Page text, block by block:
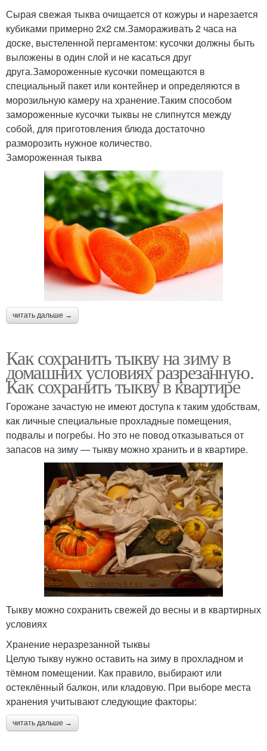
Сырая свежая тыква очищается от кожуры и нарезается
кубиками примерно 2х2 см.Замораживать 2 часа на
доске, выстеленной пергаментом: кусочки должны быть
выложены в один слой и не касаться друг
друга.Замороженные кусочки помещаются в
специальный пакет или контейнер и определяются в
морозильную камеру на хранение.Таким способом
замороженные кусочки тыквы не слипнутся между
собой, для приготовления блюда достаточно
разморозить нужное количество.
Замороженная тыква
читать дальше →
Как сохранить тыкву на зиму в
домашних условиях разрезанную.
Как сохранить тыкву в квартире
Горожане зачастую не имеют доступа к таким удобствам,
как личные специальные прохладные помещения,
подвалы и погребы. Но это не повод отказываться от
запасов на зиму — тыкву можно хранить и в квартире.
Тыкву можно сохранить свежей до весны и в квартирных
условиях
Хранение неразрезанной тыквы
Целую тыкву нужно оставить на зиму в прохладном и
тёмном помещении. Как правило, выбирают или
остеклённый балкон, или кладовую. При выборе места
хранения учитывают следующие факторы:
читать дальше →